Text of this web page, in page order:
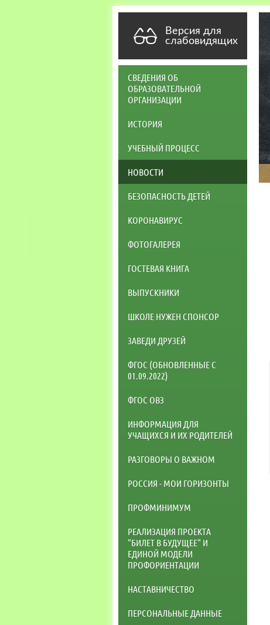
Версия для
слабовидящих
СВЕДЕНИЯ ОБ
ОБРАЗОВАТЕЛЬНОЙ
ОРГАНИЗАЦИИ
ИСТОРИЯ
УЧЕБНЫЙ ПРОЦЕСС
НОВОСТИ
БЕЗОПАСНОСТЬ ДЕТЕЙ
КОРОНАВИРУС
ФОТОГАЛЕРЕЯ
ГОСТЕВАЯ КНИГА
ВЫПУСКНИКИ
ШКОЛЕ НУЖЕН СПОНСОР
ЗАВЕДИ ДРУЗЕЙ
ФГОС (ОБНОВЛЕННЫЕ С
01.09.2022)
ФГОС ОВЗ
ИНФОРМАЦИЯ ДЛЯ
УЧАЩИХСЯ И ИХ РОДИТЕЛЕЙ
РАЗГОВОРЫ О ВАЖНОМ
РОССИЯ - МОИ ГОРИЗОНТЫ
ПРОФМИНИМУМ
РЕАЛИЗАЦИЯ ПРОЕКТА
"БИЛЕТ В БУДУЩЕЕ" И
ЕДИНОЙ МОДЕЛИ
ПРОФОРИЕНТАЦИИ
НАСТАВНИЧЕСТВО
ПЕРСОНАЛЬНЫЕ ДАННЫЕ